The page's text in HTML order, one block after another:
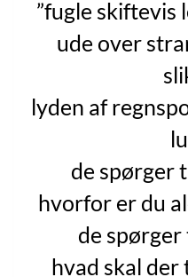
”fugle
ude over
lyden af
de spørger
hvorfor er du
de
hvad skal der